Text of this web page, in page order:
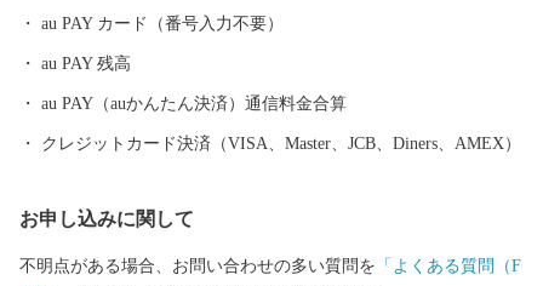
ます。主要道路から一歩裏に入ると、登り窯の廃材を利用したト
方で、有田町内には日本の自然百選「黒髪山」や日本の名水百選
「竜門の清水」など、六つの自然百選に選定される場所があり、
今なお日本の原風景を感じることができます。また、町の西側一
産する県下有数の畜産地でもあります。
au PAY カード（番号入力不要）
au PAY 残高
au PAY（auかんたん決済）通信料金合算
クレジットカード決済（VISA、Master、JCB、Diners、AMEX）
お申し込みに関して
不明点がある場合、お問い合わせの多い質問を 「よくある質問（F